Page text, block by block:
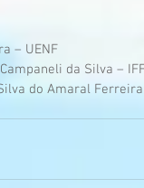
– UENF
da Silva –
do Amaral Ferreira